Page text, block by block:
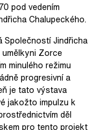
pod vedením
Chalupeckého.
Společností Jindřicha
Zorce
minulého režimu
progresivní a
je tato výstava
jakožto impulzu k
děl
pro tento projekt